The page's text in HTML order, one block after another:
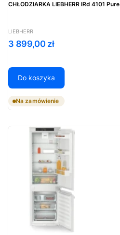
CHŁODZIARKA LIEBHERR IRd 4101 Pure
PRODUCENT
LIEBHERR
Cena
3 899,00 zł
Do koszyka
Na zamówienie